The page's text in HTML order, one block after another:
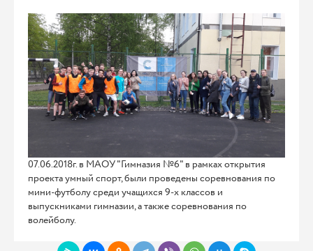
07.06.2018г. в МАОУ "Гимназия №6" в рамках открытия
проекта умный спорт, были проведены соревнования по
мини-футболу среди учащихся 9-х классов и
выпускниками гимназии, а также соревнования по
волейболу.